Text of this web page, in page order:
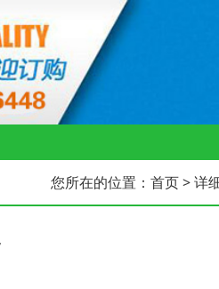
您所在的位置： 首页> 详